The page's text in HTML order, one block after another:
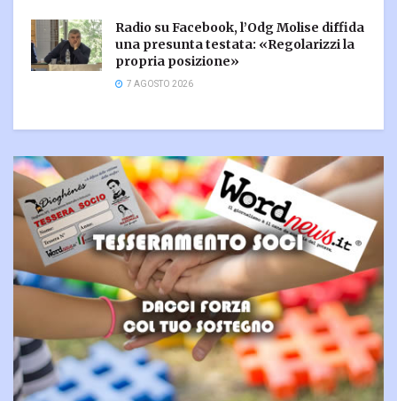
Radio su Facebook, l’Odg Molise diffida
una presunta testata: «Regolarizzi la
propria posizione»
7 AGOSTO 2026